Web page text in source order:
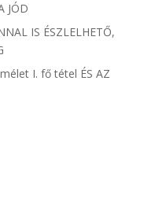
JÓD
IS ÉSZLELHETŐ,
I. fő tétel ÉS AZ